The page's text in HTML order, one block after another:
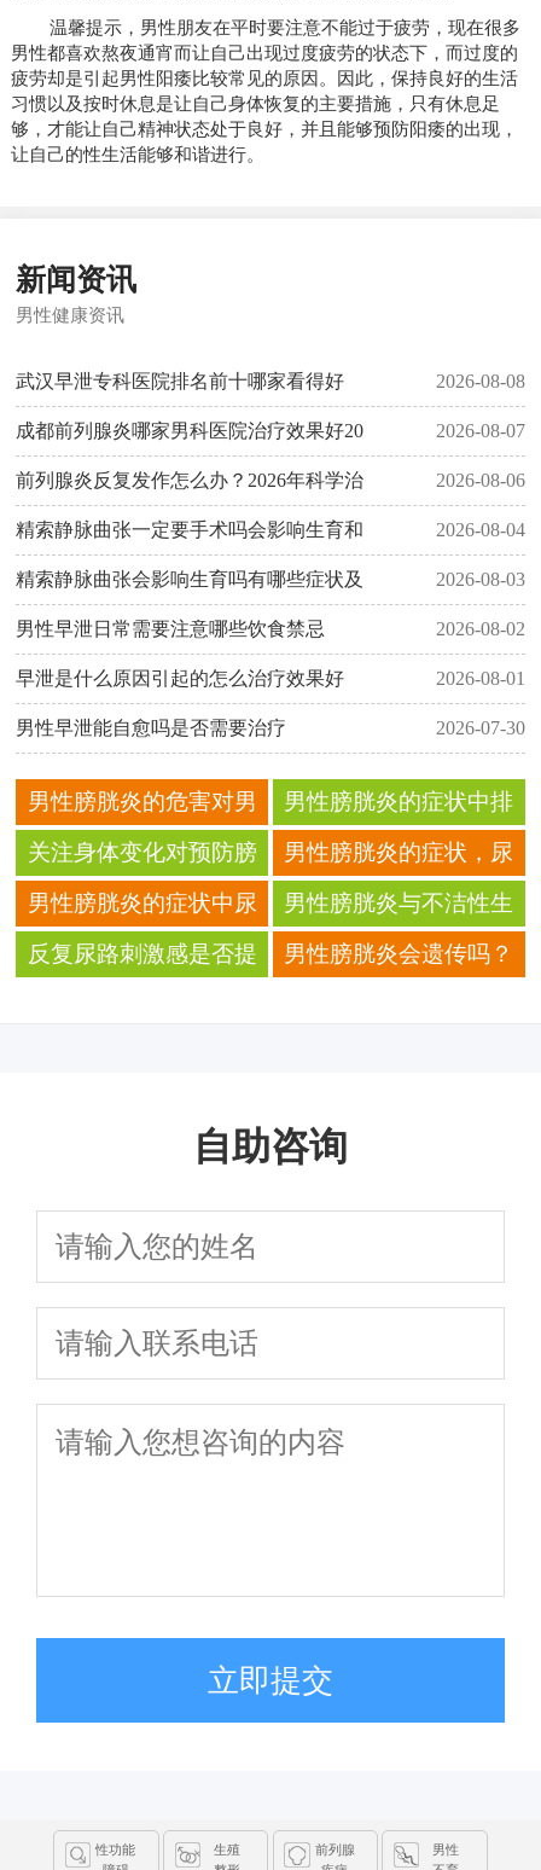
温馨提示，男性朋友在平时要注意不能过于疲劳，现在很多
男性都喜欢熬夜通宵而让自己出现过度疲劳的状态下，而过度的
疲劳却是引起男性阳痿比较常见的原因。因此，保持良好的生活
习惯以及按时休息是让自己身体恢复的主要措施，只有休息足
够，才能让自己精神状态处于良好，并且能够预防阳痿的出现，
让自己的性生活能够和谐进行。
新闻资讯
男性健康资讯
武汉早泄专科医院排名前十哪家看得好 2026-08-08
成都前列腺炎哪家男科医院治疗效果好20 2026-08-07
前列腺炎反复发作怎么办？2026年科学治 2026-08-06
精索静脉曲张一定要手术吗会影响生育和 2026-08-04
精索静脉曲张会影响生育吗有哪些症状及 2026-08-03
男性早泄日常需要注意哪些饮食禁忌 2026-08-02
早泄是什么原因引起的怎么治疗效果好 2026-08-01
男性早泄能自愈吗是否需要治疗 2026-07-30
男性膀胱炎的危害对男
性就医成本的增加影响
男性膀胱炎的症状中排
尿后滴沥的常见原因解
读
关注身体变化对预防膀
胱炎重要吗
男性膀胱炎的症状，尿
道口灼热感是信号吗
男性膀胱炎的症状中尿
频症状的心理影响因素
男性膀胱炎与不洁性生
活是否相关
反复尿路刺激感是否提
男性膀胱炎会遗传吗？
自助咨询
立即提交
性功能
生殖
前列腺
男性